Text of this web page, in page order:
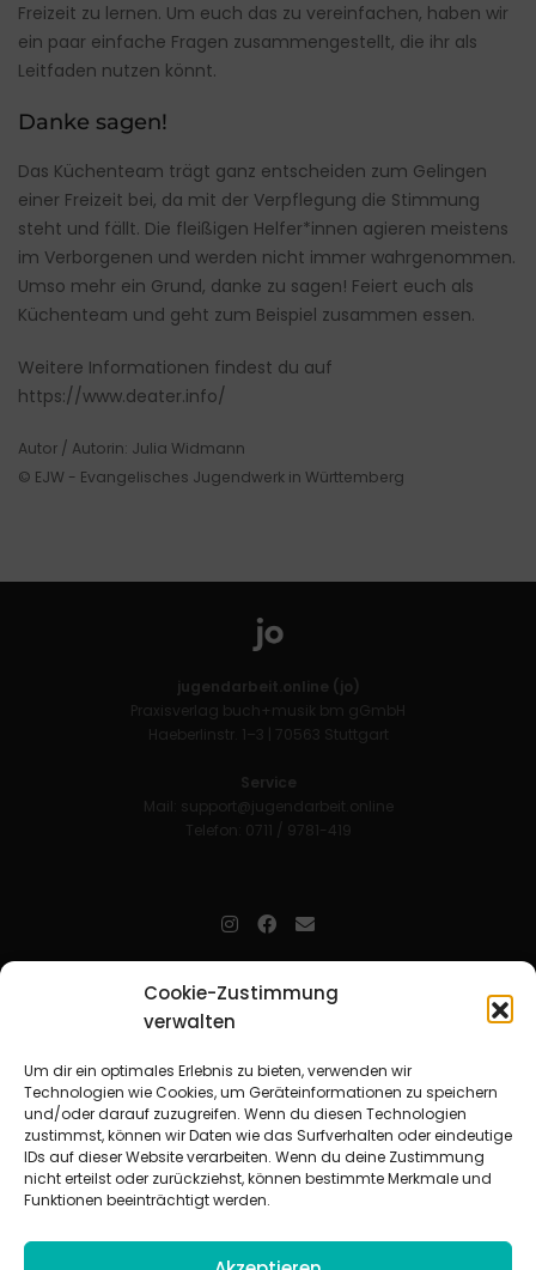
Cookie-Zustimmung
verwalten
Um dir ein optimales Erlebnis zu bieten, verwenden wir
Technologien wie Cookies, um Geräteinformationen zu speichern
und/oder darauf zuzugreifen. Wenn du diesen Technologien
zustimmst, können wir Daten wie das Surfverhalten oder eindeutige
IDs auf dieser Website verarbeiten. Wenn du deine Zustimmung
nicht erteilst oder zurückziehst, können bestimmte Merkmale und
Funktionen beeinträchtigt werden.
Freizeit zu lernen. Um euch das zu vereinfachen, haben wir
ein paar einfache Fragen zusammengestellt, die ihr als
Leitfaden nutzen könnt.
Danke sagen!
Das Küchenteam trägt ganz entscheiden zum Gelingen
einer Freizeit bei, da mit der Verpflegung die Stimmung
steht und fällt. Die fleißigen Helfer*innen agieren meistens
im Verborgenen und werden nicht immer wahrgenommen.
Umso mehr ein Grund, danke zu sagen! Feiert euch als
Küchenteam und geht zum Beispiel zusammen essen.
Weitere Informationen findest du auf
https://www.deater.info/
Autor / Autorin: Julia Widmann
© EJW - Evangelisches Jugendwerk in Württemberg
jugendarbeit.online (jo)
Praxisverlag buch+musik bm gGmbH
Haeberlinstr. 1–3 | 70563 Stuttgart
Service
Mail: support@jugendarbeit.online
Telefon: 0711 / 9781-419
Mitarbeitende in der christlichen Kinder-, Jugend- und jungen
Erwachsenenarbeit. Aufjofindet man unkompliziert und schnell
Beziehungsarbeit.
Beteiligte Verbände
CVJM-Landesverband Bayern e. V. |CVJM-Gesamtverband in
Deutschland e. V.
CVJM-Westbund e. V.|Deutscher Jugendverband „Entschieden für
Christus“ e. V.